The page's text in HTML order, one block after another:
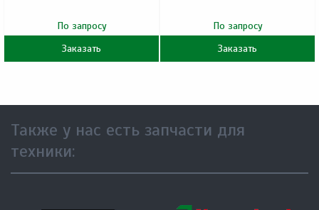
По запросу
Заказать
По запросу
Заказать
Также у нас есть запчасти для
техники: